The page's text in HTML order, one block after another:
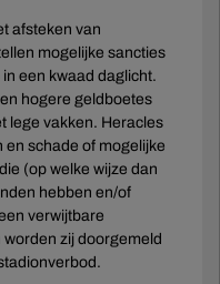
afsteken van
mogelijke sancties
een kwaad daglicht.
hogere geldboetes
lege vakken. Heracles
schade of mogelijke
(op welke wijze dan
hebben en/of
verwijtbare
zij doorgemeld